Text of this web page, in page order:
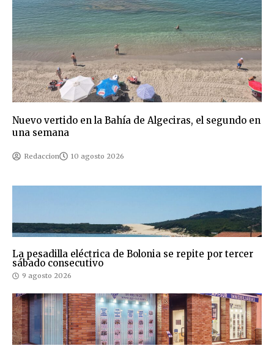
Nuevo vertido en la Bahía de Algeciras, el segundo en
una semana
Redaccion 10 agosto 2026
La pesadilla eléctrica de Bolonia se repite por tercer
sábado consecutivo
9 agosto 2026